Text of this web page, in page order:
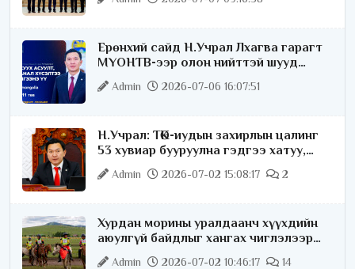
Ерөнхий сайд Н.Учрал Лхагва гарагт
МҮОНТВ-ээр олон нийттэй шууд
ярилцана
Admin 2026-07-06 16:07:51
Н.Учрал: ТӨК-иудын захирлын цалинг
53 хувиар бууруулна гэдгээ хатуу,
хариуцлагатайгаар хэлье
Admin 2026-07-02 15:08:17 2
Хурдан морины уралдаанч хүүхдийн
аюулгүй байдлыг хангах чиглэлээр
ажиллаж байна
Admin 2026-07-02 10:46:17 14